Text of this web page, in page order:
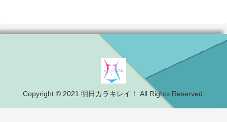
Copyright © 2021 明日カラキレイ！ All Rights Reserved.